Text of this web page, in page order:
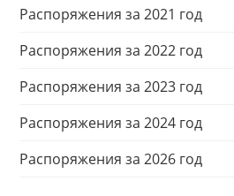
Распоряжения за 2021 год
Распоряжения за 2022 год
Распоряжения за 2023 год
Распоряжения за 2024 год
Распоряжения за 2026 год